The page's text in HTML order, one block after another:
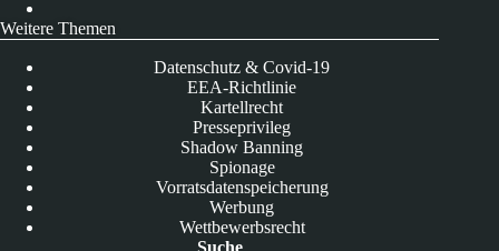
Weitere Themen
Datenschutz & Covid-19
EEA-Richtlinie
Kartellrecht
Presseprivileg
Shadow Banning
Spionage
Vorratsdatenspeicherung
Werbung
Wettbewerbsrecht